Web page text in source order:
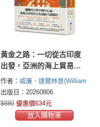
黃金之路：一切從古印度
出發，亞洲的海上貿易之
路如何透過佛教、藝術、
數學、醫學，形塑現代文
明的面貌
作者： 威廉．達爾林普(William
Dalrymple)
出版日：20260806
$880 優惠價634元
放入購物車